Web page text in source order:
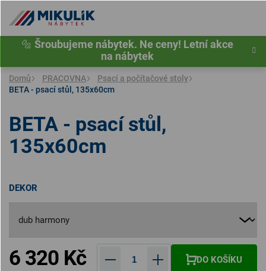
obsah
🔩 Šroubujeme nábytek. Ne ceny! Letní akce
na nábytek
Domů PRACOVNA
Psací a počítačové stoly
BETA - psací stůl, 135x60cm
DEKOR
6 320 Kč DO KOŠÍKU
BETA - psací stůl,
135x60cm